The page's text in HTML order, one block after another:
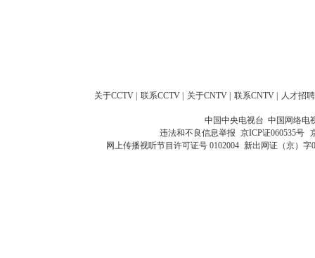
关于CCTV 联系CCTV 关于CNTV 联系CNTV 人才招聘
中国中央电视台 中国网络电
违法和不良信息举报 京ICP证060535号
网上传播视听节目许可证号 0102004 新出网证（京）